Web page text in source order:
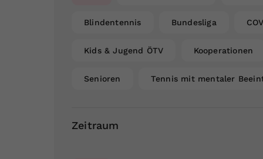
Blindentennis Bundesliga
Kids & Jugend ÖTV Kooperationen
Senioren Tennis mit mentaler
Zeitraum